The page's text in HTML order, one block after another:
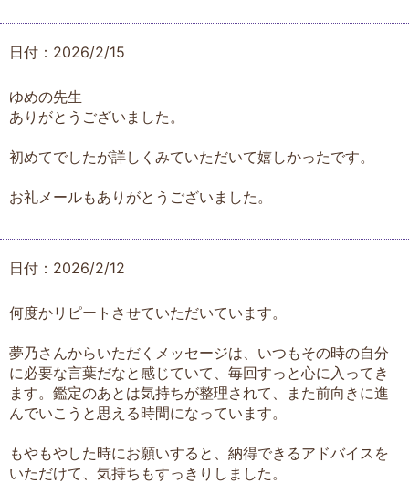
日付：2026/2/15
ゆめの先生
ありがとうございました。
初めてでしたが詳しくみていただいて嬉しかったです。
お礼メールもありがとうございました。
日付：2026/2/12
何度かリピートさせていただいています。
夢乃さんからいただくメッセージは、いつもその時の自分
に必要な言葉だなと感じていて、毎回すっと心に入ってき
ます。鑑定のあとは気持ちが整理されて、また前向きに進
んでいこうと思える時間になっています。
もやもやした時にお願いすると、納得できるアドバイスを
いただけて、気持ちもすっきりしました。